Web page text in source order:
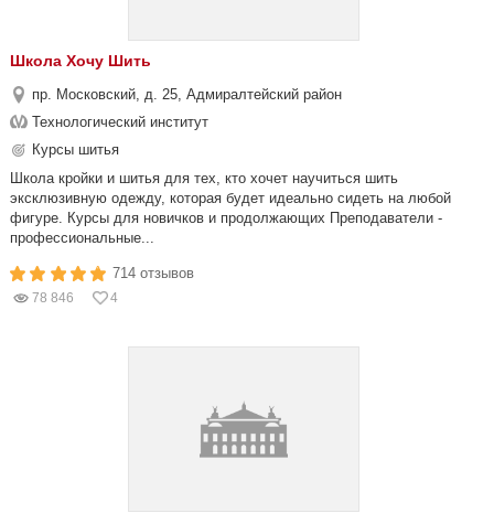
Школа Хочу Шить
пр. Московский, д. 25, Адмиралтейский район
Технологический институт
Курсы шитья
Школа кройки и шитья для тех, кто хочет научиться шить
эксклюзивную одежду, которая будет идеально сидеть на любой
фигуре. Курсы для новичков и продолжающих Преподаватели -
профессиональные...
714 отзывов
78 846 4